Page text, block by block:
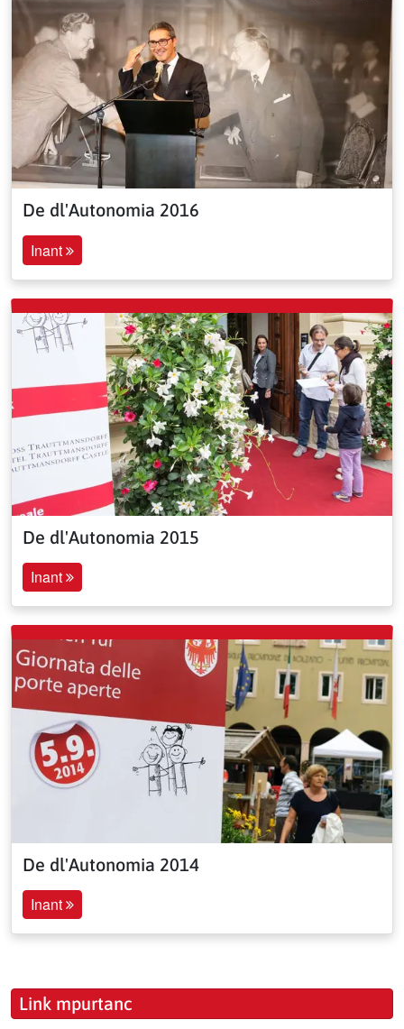
De dl'Autonomia 2016
Inant
De dl'Autonomia 2015
Inant
De dl'Autonomia 2014
Inant
Link mpurtanc